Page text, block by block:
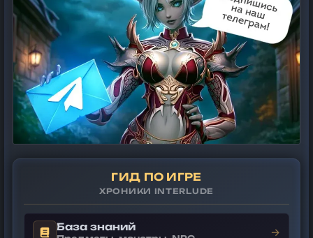
ГИД ПО ИГРЕ
ХРОНИКИ INTERLUDE
База знаний →